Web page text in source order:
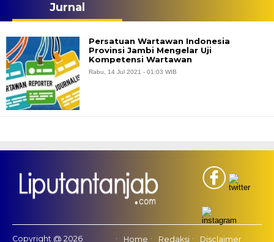
Jurnal
Persatuan Wartawan Indonesia
Provinsi Jambi Mengelar Uji
Kompetensi Wartawan
Rabu, 14 Jul 2021 - 01:03 WIB
Copyright @ 2026 Home Redaksi Disclaimer